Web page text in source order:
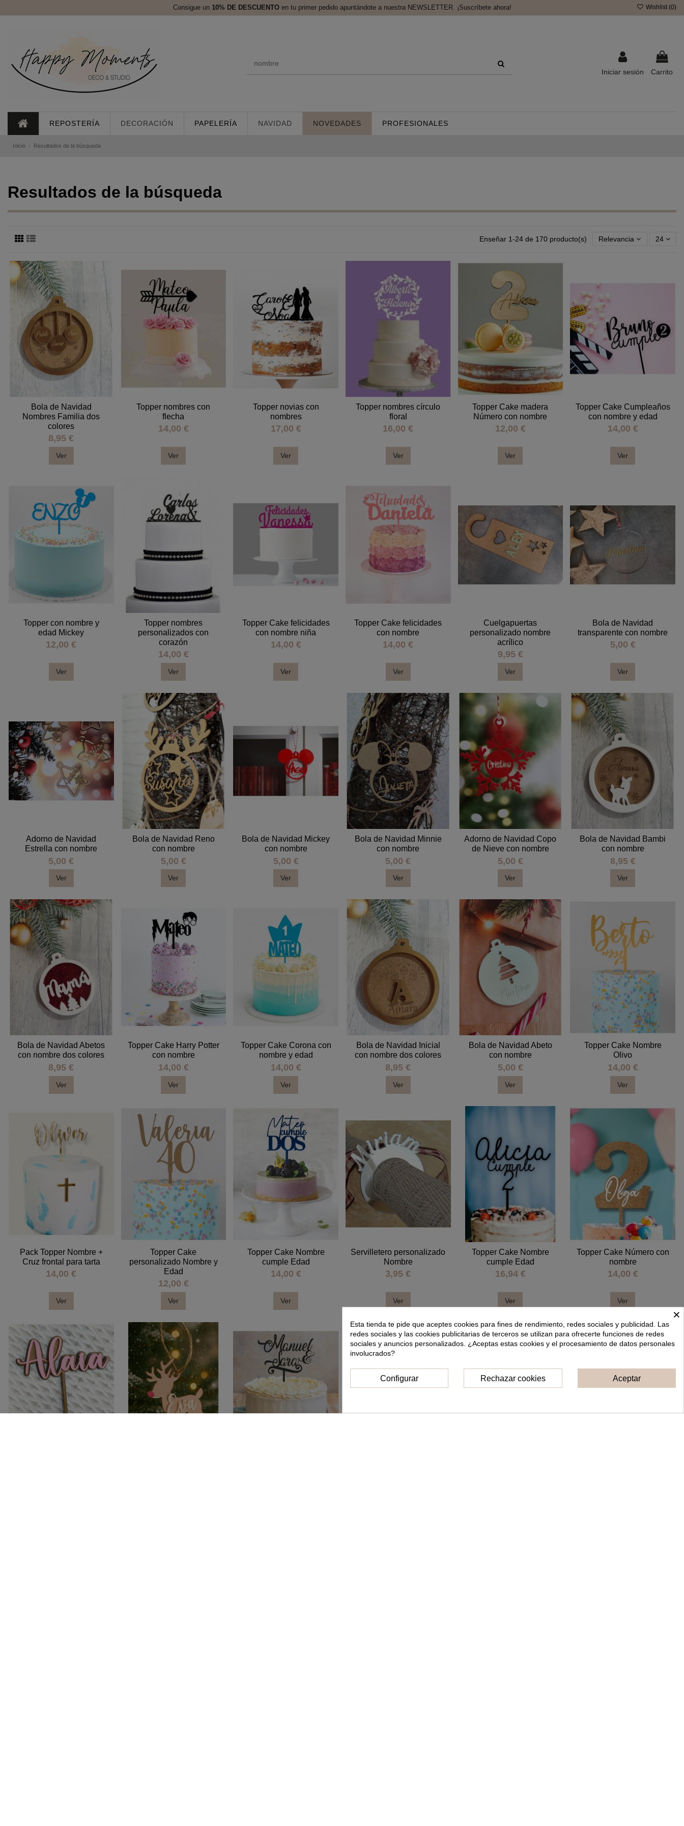
Consigue un 10% DE DESCUENTOen tu primer pedido apuntándote a nuestra NEWSLETTER. ¡Suscríbete ahora! Wishlist (0)
Iniciar sesión Carrito
REPOSTERÍA DECORACIÓN PAPELERÍA NAVIDAD NOVEDADES PROFESIONALES
Inicio Resultados de la búsqueda
Resultados de la búsqueda
Enseñar 1-24 de 170 producto(s) Relevancia 24
Bola de Navidad
Nombres Familia dos
colores
8,95 €
Ver
Topper nombres con
flecha
14,00 €
Ver
Topper novias con
nombres
17,00 €
Ver
Topper nombres círculo
floral
16,00 €
Ver
Topper Cake madera
Número con nombre
12,00 €
Ver
Topper Cake Cumpleaños
con nombre y edad
14,00 €
Ver
Topper con nombre y
edad Mickey
12,00 €
Ver
Topper nombres
personalizados con
corazón
14,00 €
Ver
Topper Cake felicidades
con nombre niña
14,00 €
Ver
Topper Cake felicidades
con nombre
14,00 €
Ver
Cuelgapuertas
personalizado nombre
acrílico
9,95 €
Ver
Bola de Navidad
transparente con nombre
5,00 €
Ver
Adorno de Navidad
Estrella con nombre
5,00 €
Ver
Bola de Navidad Reno
con nombre
5,00 €
Ver
Bola de Navidad Mickey
con nombre
5,00 €
Ver
Bola de Navidad Minnie
con nombre
5,00 €
Ver
Adorno de Navidad Copo
de Nieve con nombre
5,00 €
Ver
Bola de Navidad Bambi
con nombre
8,95 €
Ver
Bola de Navidad Abetos
con nombre dos colores
8,95 €
Ver
Topper Cake Harry Potter
con nombre
14,00 €
Ver
Topper Cake Corona con
nombre y edad
14,00 €
Ver
Bola de Navidad Inicial
con nombre dos colores
8,95 €
Ver
Bola de Navidad Abeto
con nombre
5,00 €
Ver
Topper Cake Nombre
Olivo
14,00 €
Ver
Pack Topper Nombre +
Cruz frontal para tarta
14,00 €
Ver
Topper Cake
personalizado Nombre y
Edad
12,00 €
Ver
Topper Cake Nombre
cumple Edad
14,00 €
Ver
Servilletero personalizado
Nombre
3,95 €
Ver
Topper Cake Nombre
cumple Edad
16,94 €
Ver
Topper Cake Número con
nombre
14,00 €
Ver
×
Esta tienda te pide que aceptes cookies para fines de rendimiento, redes sociales y publicidad. Las
redes sociales y las cookies publicitarias de terceros se utilizan para ofrecerte funciones de redes
sociales y anuncios personalizados. ¿Aceptas estas cookies y el procesamiento de datos personales
involucrados?
Aceptar
Rechazar cookies
Configurar